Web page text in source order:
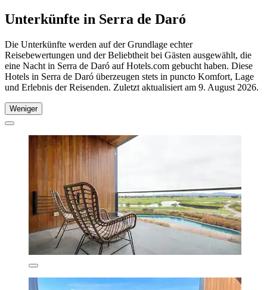
Unterkünfte in Serra de Daró
Die Unterkünfte werden auf der Grundlage echter
Reisebewertungen und der Beliebtheit bei Gästen ausgewählt, die
eine Nacht in Serra de Daró auf Hotels.com gebucht haben. Diese
Hotels in Serra de Daró überzeugen stets in puncto Komfort, Lage
und Erlebnis der Reisenden. Zuletzt aktualisiert am 9. August 2026.
Weniger